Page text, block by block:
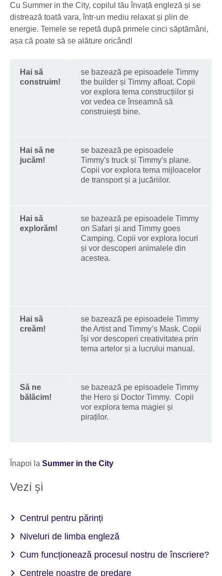
Cu Summer in the City, copilul tău învață engleză și se
distrează toată vara, într-un mediu relaxat și plin de
energie. Temele se repetă după primele cinci săptămâni,
așa că poate să se alăture oricând!
Hai să
construim!
se bazează pe episoadele Timmy
the builder și Timmy afloat. Copii
vor explora tema construcțiilor și
vor vedea ce înseamnă să
construiești bine.
Hai să ne
jucăm!
se bazează pe episoadele
Timmy's truck și Timmy's plane.
Copii vor explora tema mijloacelor
de transport și a jucăriilor.
Hai să
explorăm!
se bazează pe episoadele Timmy
on Safari și and Timmy goes
Camping. Copii vor explora locuri
și vor descoperi animalele din
acestea.
Hai să
creăm!
se bazează pe episoadele Timmy
the Artist and Timmy’s Mask. Copii
își vor descoperi creativitatea prin
tema artelor și a lucrului manual.
Să ne
bălăcim!
se bazează pe episoadele Timmy
the Hero și Doctor Timmy. Copii
vor explora tema magiei și
piraților.
Înapoi la Summer in the City
Vezi și
Centrul pentru părinți
Niveluri de limba engleză
Cum funcționează procesul nostru de înscriere?
Centrele noastre de predare